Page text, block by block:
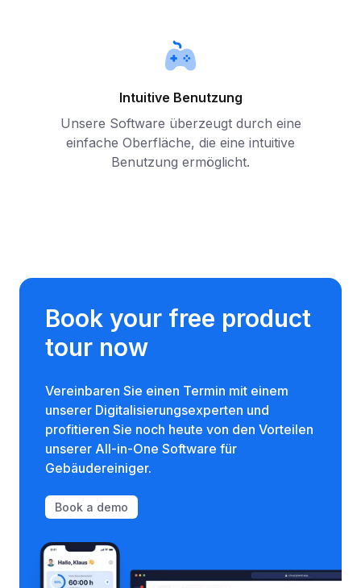
Intuitive Benutzung
Unsere Software überzeugt durch eine
einfache Oberfläche, die eine intuitive
Benutzung ermöglicht.
Book your free product
tour now
Vereinbaren Sie einen Termin mit einem
unserer Digitalisierungsexperten und
profitieren Sie noch heute von den Vorteilen
unserer All-in-One Software für
Gebäudereiniger.
Book a demo